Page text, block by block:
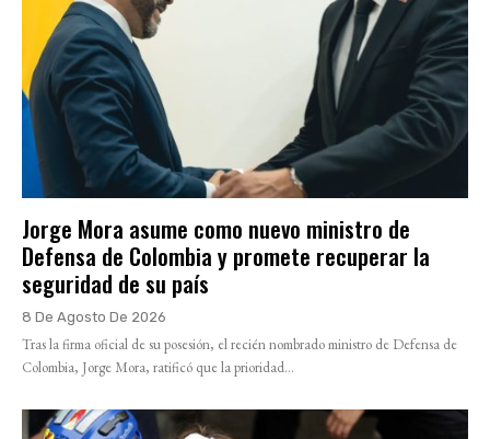
Jorge Mora asume como nuevo ministro de
Defensa de Colombia y promete recuperar la
seguridad de su país
8 De Agosto De 2026
Tras la firma oficial de su posesión, el recién nombrado ministro de Defensa de
Colombia, Jorge Mora, ratificó que la prioridad...